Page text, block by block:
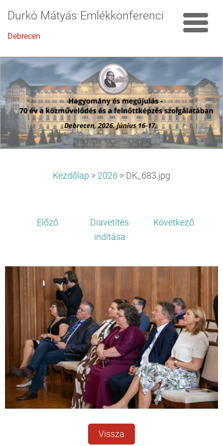
Durkó Mátyás Emlékkonferencia
Debrecen
Kezdőlap > 2026 > DK_683.jpg
Előző
Diavetítés
indítása
Következő
Vissza